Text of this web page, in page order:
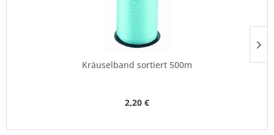
Kräuselband sortiert 500m
2,20 €